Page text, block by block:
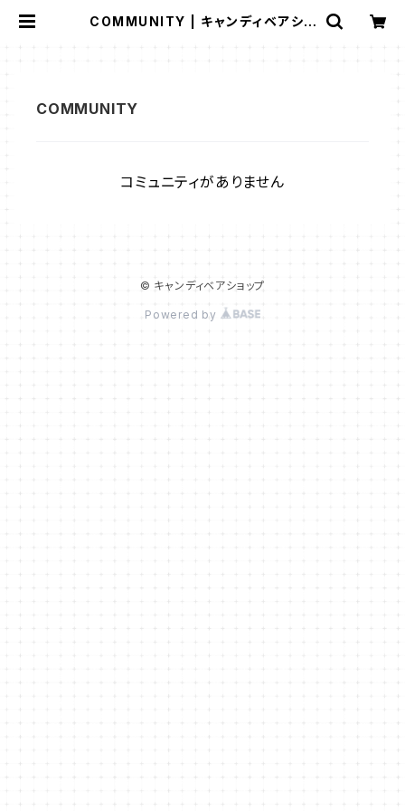
COMMUNITY | キャンディベアショ
コミュニティがありません
© キャンディベアショップ
Powered by